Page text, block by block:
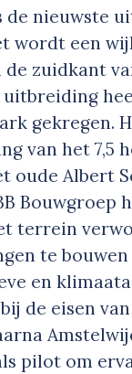
de nieuwste
wordt een
zuidkant
uitbreiding
gekregen.
van het 7,5
oude Albert
Bouwgroep
terrein
te bouwen
en
de eisen
pilot om